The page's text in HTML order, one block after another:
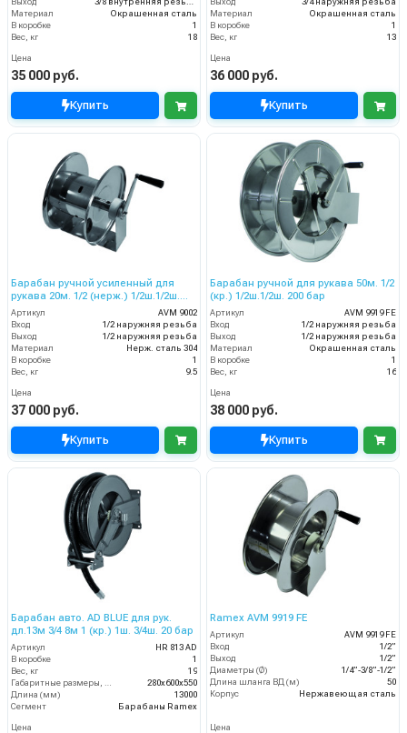
Выход
3/8 внутренняя резьба
Материал
Окрашенная сталь
В коробке
1
Вес, кг
18
Цена
35 000 руб.
Купить
Выход
3/4 наружняя резьба
Материал
Окрашенная сталь
В коробке
1
Вес, кг
13
Цена
36 000 руб.
Купить
Барабан ручной усиленный для
рукава 20м. 1/2 (нерж.) 1/2ш.1/2ш.
200 бар
Артикул
AVM 9002
Вход
1/2 наружняя резьба
Выход
1/2 наружняя резьба
Материал
Нерж. сталь 304
В коробке
1
Вес, кг
9.5
Цена
37 000 руб.
Купить
Барабан ручной для рукава 50м. 1/2
(кр.) 1/2ш.1/2ш. 200 бар
Артикул
AVM 9919 FE
Вход
1/2 наружняя резьба
Выход
1/2 наружняя резьба
Материал
Окрашенная сталь
В коробке
1
Вес, кг
16
Цена
38 000 руб.
Купить
Барабан авто. AD BLUE для рук.
дл.13м 3/4 8м 1 (кр.) 1ш. 3/4ш. 20 бар
Артикул
HR 813 AD
В коробке
1
Вес, кг
19
280x600x550
Длина (мм)
13000
Сегмент
Барабаны Ramex
Цена
Ramex AVM 9919 FE
Артикул
AVM 9919 FE
Вход
1/2”
Выход
1/2”
Диаметры (Ø)
1/4”-3/8”-1/2”
Длина шланга ВД (м)
50
Корпус
Нержавеющая сталь
Цена